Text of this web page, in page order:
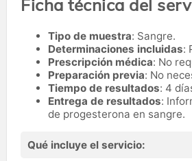
Ficha técnica del
Tipo de muestra: Sangre.
Determinaciones incluidas:
Prescripción médica: No
Preparación previa: No
Tiempo de resultados: 4
Entrega de resultados:
de progesterona en sangre.
Qué incluye el servicio: